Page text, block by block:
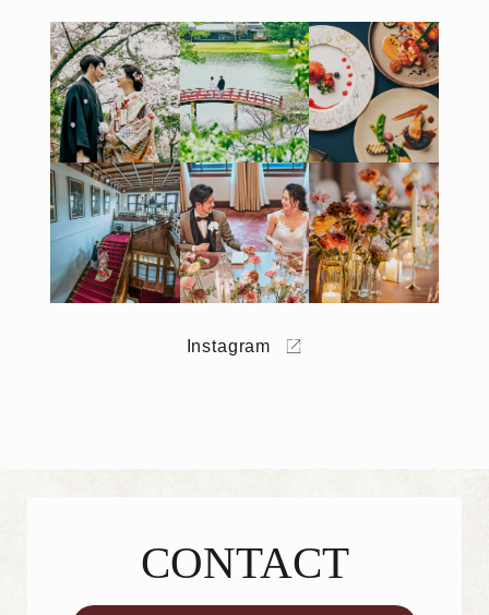
Instagram
お問い合わせ
CONTACT